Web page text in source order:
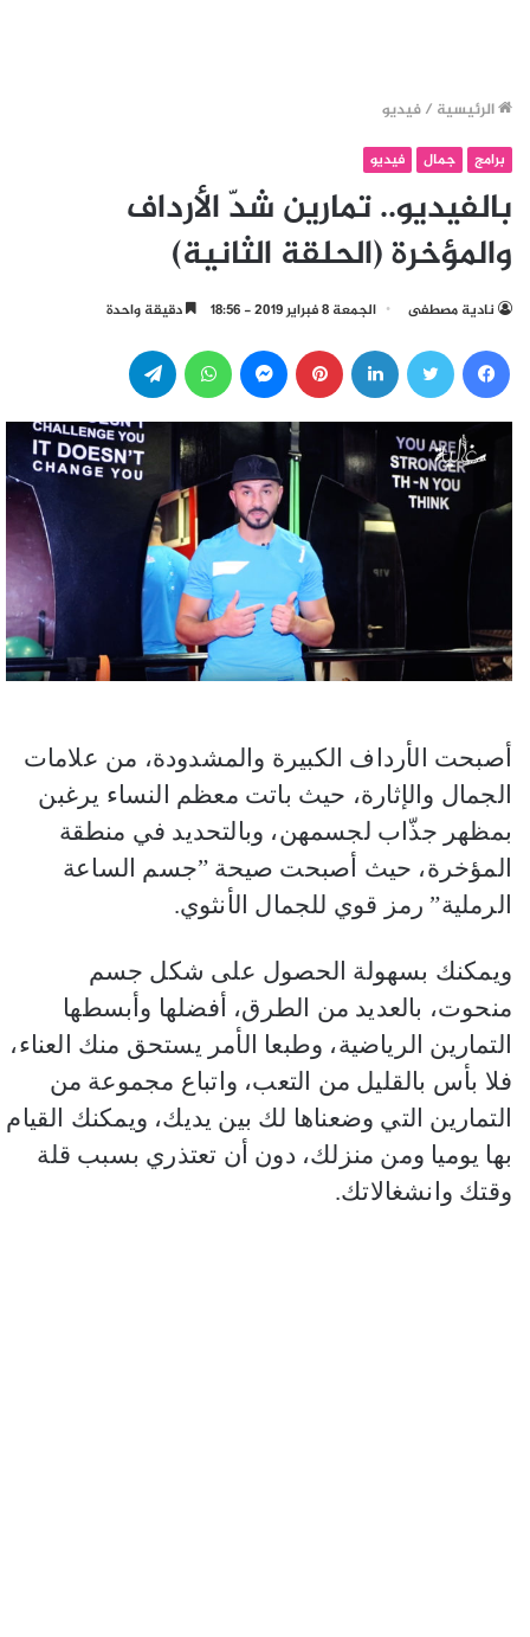
الرئيسية /فيديو
برامج جمال فيديو
بالفيديو.. تمارين شدّ الأرداف
والمؤخرة (الحلقة الثانية)
نادية مصطفى الجمعة 8 فبراير 2019 - 18:56 دقيقة واحدة
أصبحت الأرداف الكبيرة والمشدودة، من علامات
الجمال والإثارة، حيث باتت معظم النساء يرغبن
بمظهر جذّاب لجسمهن، وبالتحديد في منطقة
المؤخرة، حيث أصبحت صيحة ”جسم الساعة
الرملية” رمز قوي للجمال الأنثوي.
ويمكنك بسهولة الحصول على شكل جسم
منحوت، بالعديد من الطرق، أفضلها وأبسطها
التمارين الرياضية، وطبعا الأمر يستحق منك العناء،
فلا بأس بالقليل من التعب، واتباع مجموعة من
التمارين التي وضعناها لك بين يديك، ويمكنك القيام
بها يوميا ومن منزلك، دون أن تعتذري بسبب قلة
وقتك وانشغالاتك.